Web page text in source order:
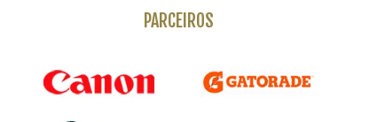
PARCEIROS